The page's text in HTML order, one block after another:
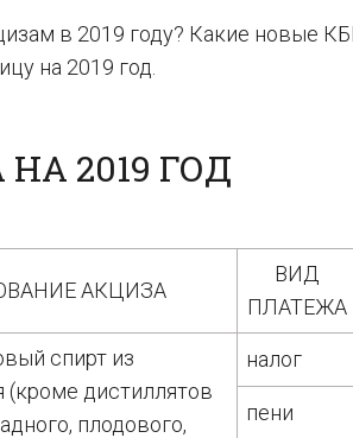
в 2019 году? Какие новые
на 2019 год.
2019 ГОД
АКЦИЗА
ВИД
ПЛАТЕЖА
спирт из
дистиллятов
плодового,
налог
пени